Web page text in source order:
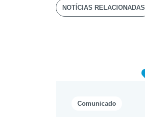
NOTÍCIAS RELACIONADAS
Comunicado